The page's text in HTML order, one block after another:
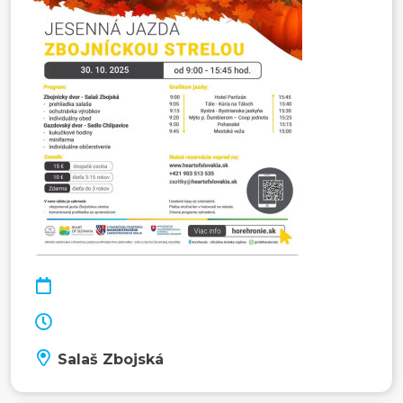
Salaš Zbojská